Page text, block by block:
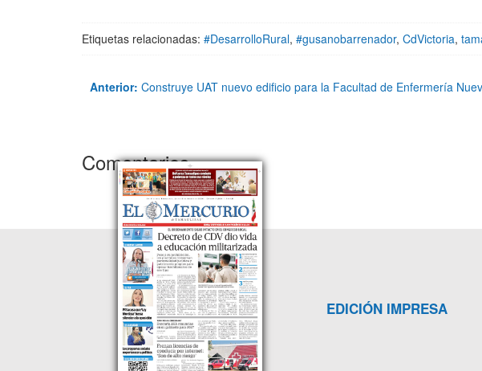
Etiquetas relacionadas: #DesarrolloRural, #gusanobarrenador, CdVictoria,
Anterior: Construye UAT nuevo edificio para la Facultad de Enfermería
Comentarios
EDICIÓN IMPRESA